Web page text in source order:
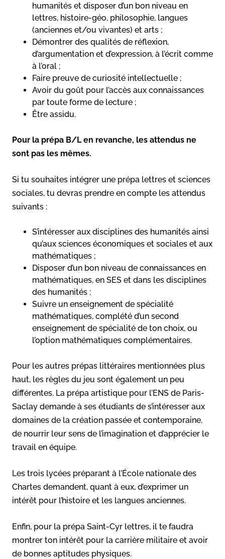
humanités et disposer d’un bon niveau en
lettres, histoire-géo, philosophie, langues
(anciennes et/ou vivantes) et arts ;
Démontrer des qualités de réflexion,
d’argumentation et d’expression, à l’écrit comme
à l’oral ;
Faire preuve de curiosité intellectuelle ;
Avoir du goût pour l’accès aux connaissances
par toute forme de lecture ;
Être assidu.
Pour la prépa B/L en revanche, les attendus ne
sont pas les mêmes.
Si tu souhaites intégrer une prépa lettres et sciences
sociales, tu devras prendre en compte les attendus
suivants :
S’intéresser aux disciplines des humanités ainsi
qu’aux sciences économiques et sociales et aux
mathématiques ;
Disposer d’un bon niveau de connaissances en
mathématiques, en SES et dans les disciplines
des humanités ;
Suivre un enseignement de spécialité
mathématiques, complété d’un second
enseignement de spécialité de ton choix, ou
l’option mathématiques complémentaires.
Pour les autres prépas littéraires mentionnées plus
haut, les règles du jeu sont également un peu
différentes. La prépa artistique pour l’ENS de Paris-
Saclay demande à ses étudiants de s’intéresser aux
domaines de la création passée et contemporaine,
de nourrir leur sens de l’imagination et d’apprécier le
travail en équipe.
Les trois lycées préparant à l’École nationale des
Chartes demandent, quant à eux, d’exprimer un
intérêt pour l’histoire et les langues anciennes.
Enfin, pour la prépa Saint-Cyr lettres, il te faudra
montrer ton intérêt pour la carrière militaire et avoir
de bonnes aptitudes physiques.